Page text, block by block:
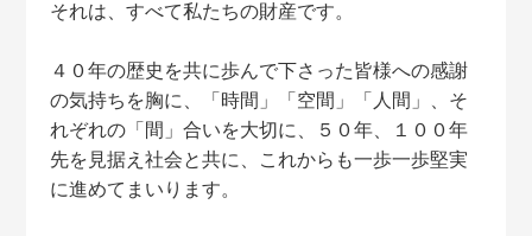
それは、すべて私たちの財産です。
４０年の歴史を共に歩んで下さった皆様への感謝
の気持ちを胸に、「時間」「空間」「人間」、そ
れぞれの「間」合いを大切に、５０年、１００年
先を見据え社会と共に、これからも一歩一歩堅実
に進めてまいります。